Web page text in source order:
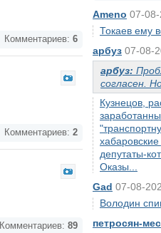
Ameno 07-
Токаев ему
арбуз 07-08-
арбуз:
согласен.
Кузнецов,
депутаты-
Оказы...
Gad 07-08-
Володин
петросян-
Комментариев: 6
Комментариев: 2
Комментариев: 89